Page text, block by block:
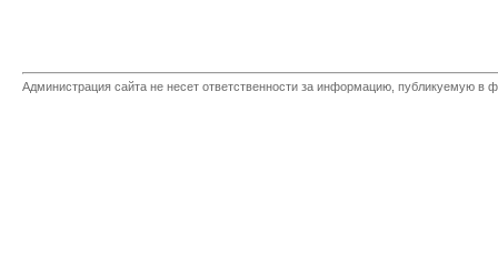
Администрация сайта не несет ответственности за информацию, публикуемую